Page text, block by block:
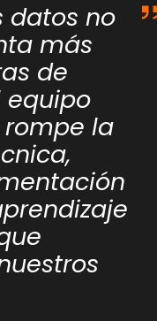
datos no
más
de
la